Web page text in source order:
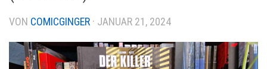
VON COMICGINGER · JANUAR 21, 2024